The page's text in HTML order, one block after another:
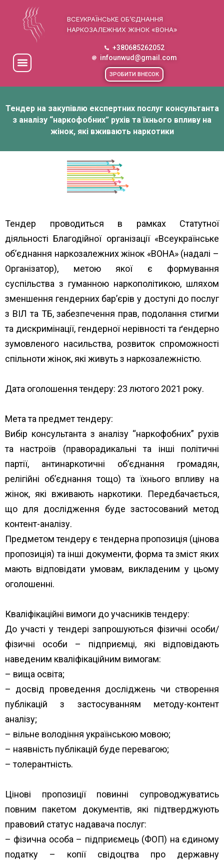
ВСЕУКРАЇНСЬКЕ ОБ’ЄДНАННЯ
НАРКОЗАЛЕЖНИХ ЖІНОК «ВОНА»
+380685262052
infounwud@gmail.com
ЗРОБИТИ ВНЕСОК
Тендер на закупівлю експертних послуг консультанта
з аналізу “наркофобних” рухів та їхнього впливу на
жінок, які вживають наркотики
Тендер проводиться в рамках Статутної
діяльності Благодійної організації «Всеукраїнське
об’єднання наркозалежних жінок «ВОНА»(надалі –
Організатор), метою якої є формування
суспільства з гуманною наркополітикою, шляхом
зменшення гендерних бар’єрів у доступі до послуг
з ВІЛ та ТБ, забезпечення прав, подолання стигми
та дискримінації, гендерної нерівності та ґендерно
зумовленого насильства, розвиток спроможності
спільноти жінок, які живуть з наркозалежністю.
Дата оголошення тендеру: 23 лютого 2021 року.
Мета та предмет тендеру:
Вибір консультанта з аналізу “наркофобних” рухів
та настроїв (праворадикальні та інші політичні
партії, антинаркотичні об’єднання громадян,
релігійні об’єднання тощо) та їхнього впливу на
жінок, які вживають наркотики. Передбачається,
що для дослідження буде застосований метод
контент-аналізу.
Предметом тендеру є тендерна пропозиція (цінова
пропозиція) та інші документи, форма та зміст яких
мають відповідати умовам, викладеним у цьому
оголошенні.
Кваліфікаційні вимоги до учасників тендеру:
До участі у тендері запрошуються фізичні особи/
фізичні особи – підприємці, які відповідають
наведеним кваліфікаційним вимогам:
– вища освіта;
– досвід проведення досліджень чи створення
публікацій з застосуванням методу-контент
аналізу;
– вільне володіння українською мовою;
– наявність публікацій буде перевагою;
– толерантність.
Цінові пропозиції повинні супроводжуватись
повним пакетом документів, які підтверджують
правовий статус надавача послуг:
– фізична особа – підприємець (ФОП) на єдиному
податку – копії свідоцтва про державну